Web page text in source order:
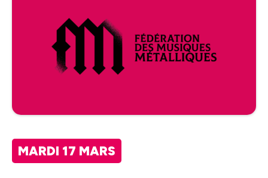
MARDI 17 MARS